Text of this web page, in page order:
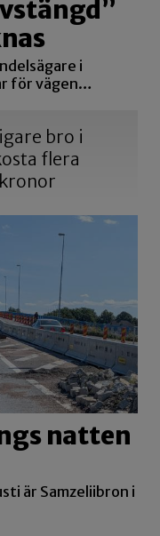
i
för vägen…
bro i
flera
natten
är Samzeliibron i